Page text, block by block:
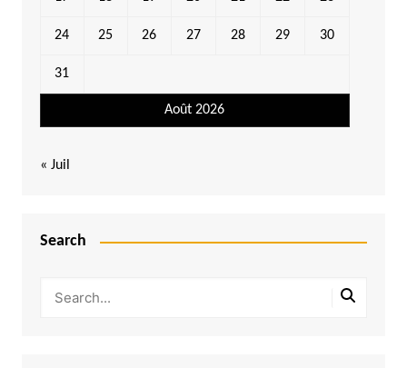
Août 2026
24 25 26 27 28 29 30
31
« Juil
Search